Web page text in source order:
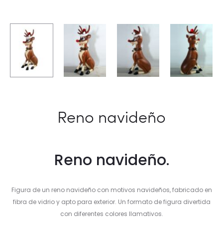
Reno navideño
Reno navideño.
Figura de un reno navideño con motivos navideños, fabricado en
fibra de vidrio y apto para exterior. Un formato de figura divertida
con diferentes colores llamativos.